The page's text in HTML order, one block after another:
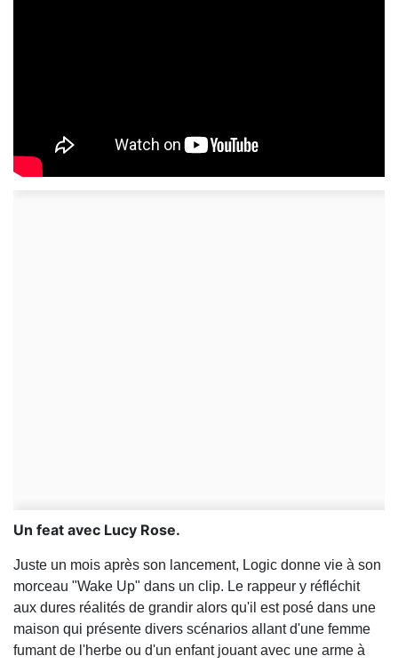
Un feat avec Lucy Rose.
Juste un mois après son lancement, Logic donne vie à son
morceau "Wake Up" dans un clip. Le rappeur y réfléchit
aux dures réalités de grandir alors qu'il est posé dans une
maison qui présente divers scénarios allant d'une femme
fumant de l'herbe ou d'un enfant jouant avec une arme à